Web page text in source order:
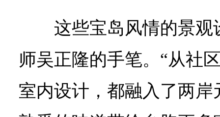
这些宝岛风情的景
师吴正隆的手笔。“从社
室内设计，都融入了两